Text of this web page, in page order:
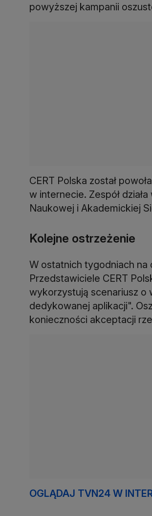
powyższej kampanii
CERT Polska został
w internecie. Zespół
Naukowej i Akademickiej
Kolejne ostrzeżenie
W ostatnich tygodniach na
Przedstawiciele CERT
wykorzystują scenariusz o
dedykowanej aplikacji".
konieczności akceptacji
OGLĄDAJ TVN24 W